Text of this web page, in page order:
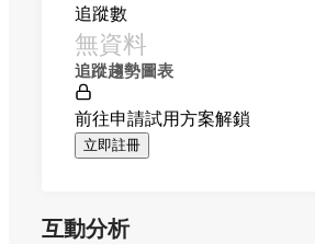
追蹤數
無資料
追蹤趨勢圖表
前往申請試用方案解鎖
立即註冊
互動分析